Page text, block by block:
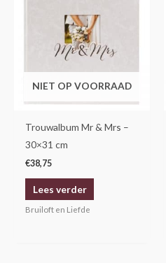
NIET OP VOORRAAD
Trouwalbum Mr & Mrs –
30×31 cm
€38,75
Lees verder
Bruiloft en Liefde